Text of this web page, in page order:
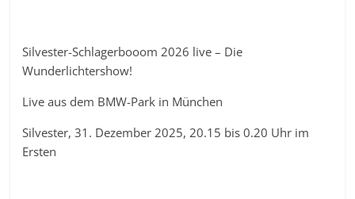
Silvester-Schlagerbooom 2026 live – Die
Wunderlichtershow!
Live aus dem BMW-Park in München
Silvester, 31. Dezember 2025, 20.15 bis 0.20 Uhr im
Ersten